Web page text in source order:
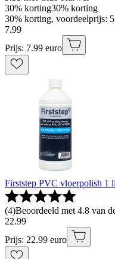
30% korting30% korting
30% korting, voordeelprijs:
7.99
Prijs: 7.99 euro
Firststep PVC vloerpolish 1
(4)Beoordeeld met 4.8 van
22.99
Prijs: 22.99 euro